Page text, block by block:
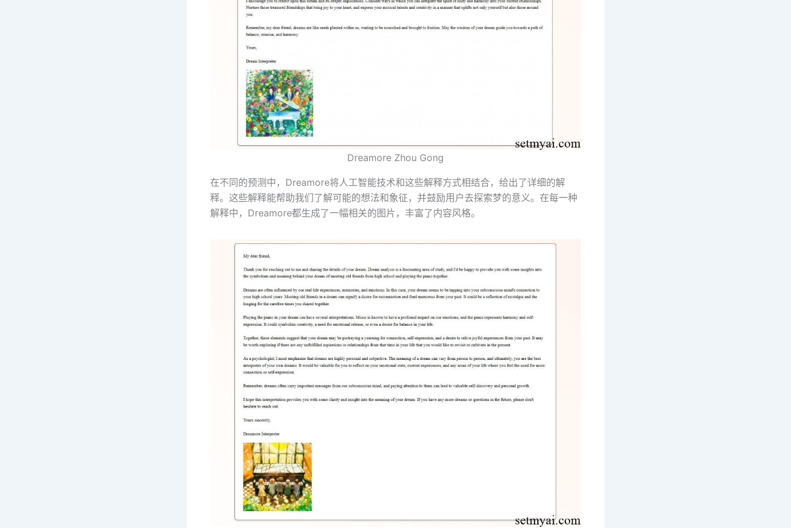
Dreamore Zhou Gong
在不同的预测中，Dreamore将人工智能技术和这些解释方式相结合，给出了详细的解
释。这些解释能帮助我们了解可能的想法和象征，并鼓励用户去探索梦的意义。在每一种
解释中，Dreamore都生成了一幅相关的图片，丰富了内容风格。